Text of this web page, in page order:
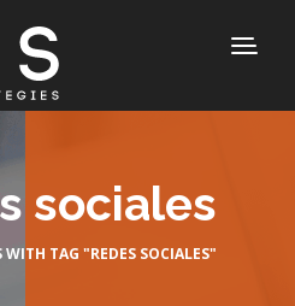
sociales
TAG "REDES SOCIALES"